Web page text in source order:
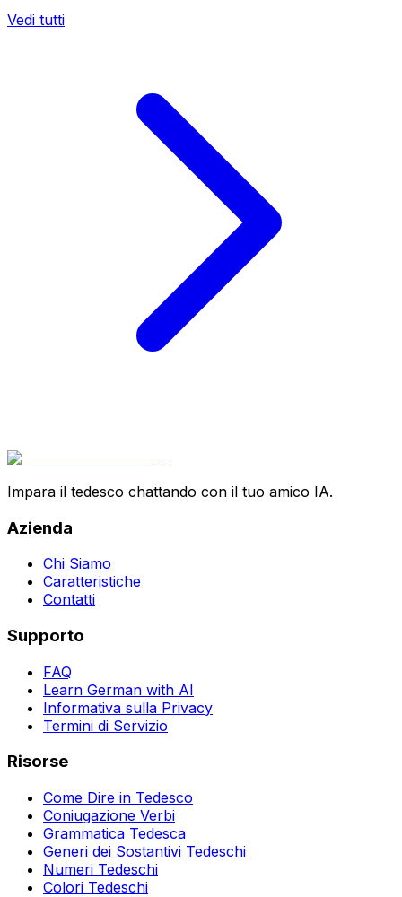
Vedi tutti
Impara il tedesco chattando con il tuo amico IA.
Azienda
Chi Siamo
Caratteristiche
Contatti
Supporto
FAQ
Learn German with AI
Informativa sulla Privacy
Termini di Servizio
Risorse
Come Dire in Tedesco
Coniugazione Verbi
Grammatica Tedesca
Generi dei Sostantivi Tedeschi
Numeri Tedeschi
Colori Tedeschi